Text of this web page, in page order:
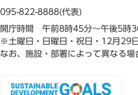
095-822-8888(代表)
開庁時間 午前8時45分～午後5時
※土曜日・日曜日・祝日・12月29
なお、施設・部署によって異なる場